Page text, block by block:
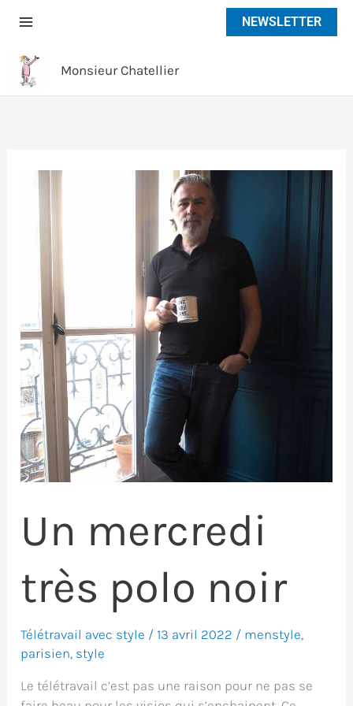
NEWSLETTER
Monsieur Chatellier
Un mercredi
très polo noir
Télétravail avec style /13 avril 2022 / menstyle,
parisien, style
Le télétravail c’est pas une raison pour ne pas se